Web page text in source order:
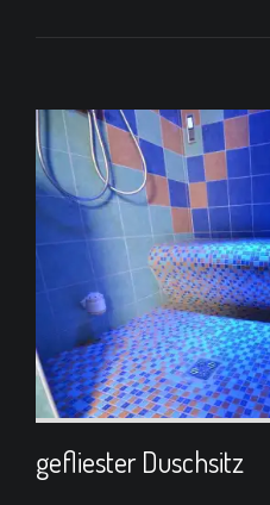
gefliester Duschsitz